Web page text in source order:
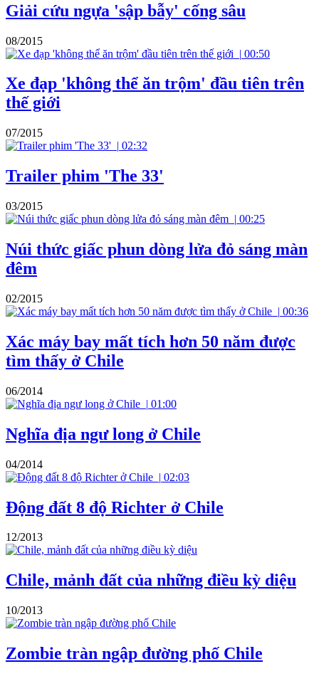
Giải cứu ngựa 'sập bẫy' cống sâu
08/2015
| 00:50
Xe đạp 'không thể ăn trộm' đầu tiên trên
thế giới
07/2015
| 02:32
Trailer phim 'The 33'
03/2015
| 00:25
Núi thức giấc phun dòng lửa đỏ sáng màn
đêm
02/2015
| 00:36
Xác máy bay mất tích hơn 50 năm được
tìm thấy ở Chile
06/2014
| 01:00
Nghĩa địa ngư long ở Chile
04/2014
| 02:03
Động đất 8 độ Richter ở Chile
12/2013
Chile, mảnh đất của những điều kỳ diệu
10/2013
Zombie tràn ngập đường phố Chile